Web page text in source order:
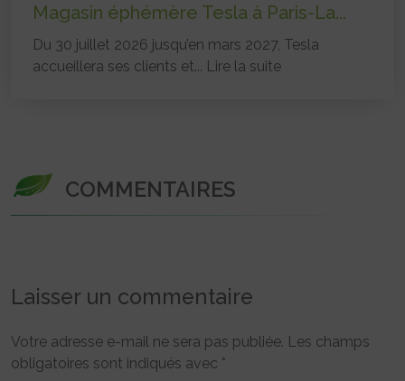
Magasin éphémère Tesla à Paris-La...
Du 30 juillet 2026 jusqu’en mars 2027, Tesla
accueillera ses clients et... Lire la suite
COMMENTAIRES
Laisser un commentaire
Votre adresse e-mail ne sera pas publiée. Les champs
obligatoires sont indiqués avec *